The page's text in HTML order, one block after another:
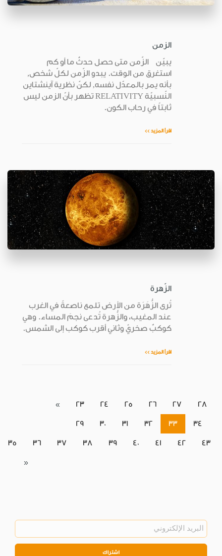
الزمن
يبيّن الزّمن متى حصل حدثٌ ما أو كم
استغرق من الوقت. يبدو الزّمن لكلّ شخص,
بأنه يمر بالمعدّل نفسه, لكنّ نظرية آينشتاين
النّسبيّة RELATIVITY تظهر بأنّ الزمن ليس
ثابتاً في رحاب الكون.
اقرأ المزيد >>
الزّهرة
تُرى الزُّهَرَة من الأرض تلمع ناصعةً في الغرب
عند المغيب، والزُّهرة تُدعى نجمَ المساء. وهي
كوكبٌ صخريّ وثاني أقرب كوكب إلى الشمس.
اقرأ المزيد >>
« 23 24 25 26 27 28
29 30 31 32 33 34
35 36 37 38 39 40 41 42 43
»
اشتراك